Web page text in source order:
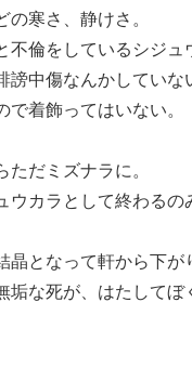
の寒さ、静けさ。
不倫をしているシジュ
謗中傷なんかしていな
着飾ってはいない。
ただミズナラに。
ウカラとして終わるの
晶となって軒から下が
垢な死が、はたしてぼ